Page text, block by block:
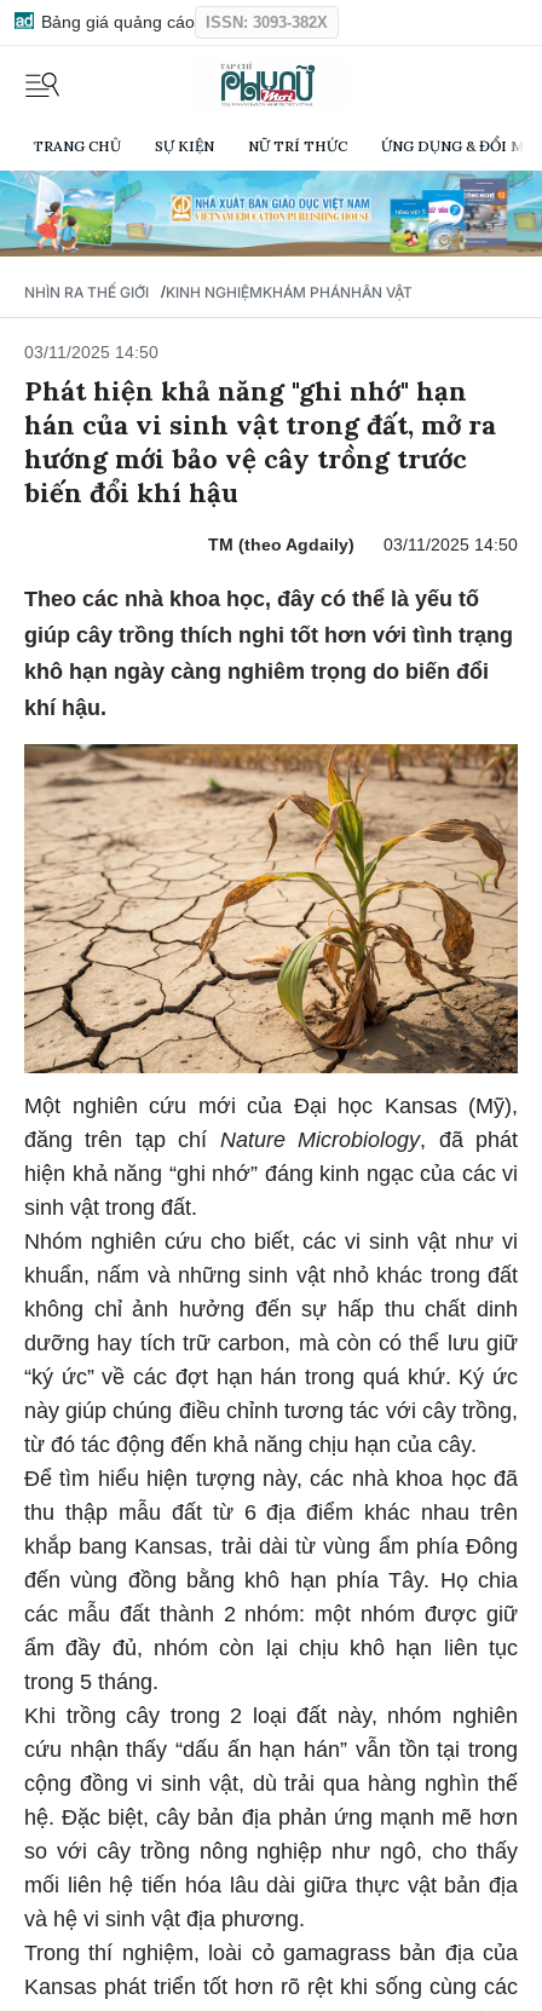
Bảng giá quảng cáo ISSN: 3093-382X
TRANG CHỦ SỰ KIỆN NỮ TRÍ THỨC ỨNG DỤNG & ĐỔI
NHÌN RA THẾ GIỚI /KINH NGHIỆMKHÁM PHÁNHÂN VẬT
03/11/2025 14:50
Phát hiện khả năng "ghi nhớ" hạn
hán của vi sinh vật trong đất, mở ra
hướng mới bảo vệ cây trồng trước
biến đổi khí hậu
TM (theo Agdaily) 03/11/2025 14:50
Theo các nhà khoa học, đây có thể là yếu tố
giúp cây trồng thích nghi tốt hơn với tình trạng
khô hạn ngày càng nghiêm trọng do biến đổi
khí hậu.
Một nghiên cứu mới của Đại học Kansas (Mỹ),
đăng trên tạp chí Nature Microbiology, đã phát
hiện khả năng “ghi nhớ” đáng kinh ngạc của các vi
sinh vật trong đất.
Nhóm nghiên cứu cho biết, các vi sinh vật như vi
khuẩn, nấm và những sinh vật nhỏ khác trong đất
không chỉ ảnh hưởng đến sự hấp thu chất dinh
dưỡng hay tích trữ carbon, mà còn có thể lưu giữ
“ký ức” về các đợt hạn hán trong quá khứ. Ký ức
này giúp chúng điều chỉnh tương tác với cây trồng,
từ đó tác động đến khả năng chịu hạn của cây.
Để tìm hiểu hiện tượng này, các nhà khoa học đã
thu thập mẫu đất từ 6 địa điểm khác nhau trên
khắp bang Kansas, trải dài từ vùng ẩm phía Đông
đến vùng đồng bằng khô hạn phía Tây. Họ chia
các mẫu đất thành 2 nhóm: một nhóm được giữ
ẩm đầy đủ, nhóm còn lại chịu khô hạn liên tục
trong 5 tháng.
Khi trồng cây trong 2 loại đất này, nhóm nghiên
cứu nhận thấy “dấu ấn hạn hán” vẫn tồn tại trong
cộng đồng vi sinh vật, dù trải qua hàng nghìn thế
hệ. Đặc biệt, cây bản địa phản ứng mạnh mẽ hơn
so với cây trồng nông nghiệp như ngô, cho thấy
mối liên hệ tiến hóa lâu dài giữa thực vật bản địa
và hệ vi sinh vật địa phương.
Trong thí nghiệm, loài cỏ gamagrass bản địa của
Kansas phát triển tốt hơn rõ rệt khi sống cùng các